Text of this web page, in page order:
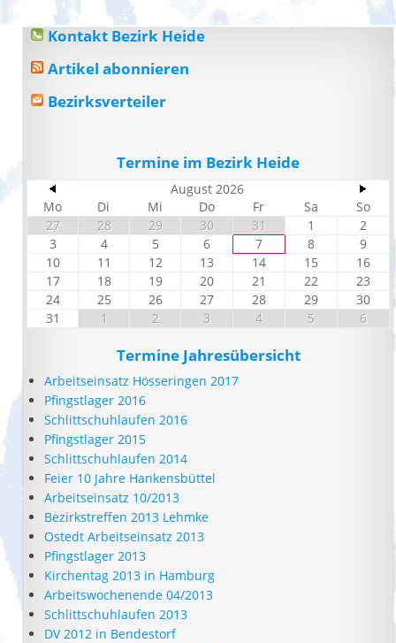
Kontakt Bezirk Heide
Artikel abonnieren
Bezirksverteiler
Termine im Bezirk Heide
August 2026
Mo
Di Mi Do Fr Sa
So
27
28 29 30 31 1
2
3
4 5 6 7 8
9
10
11 12 13 14 15
16
17
18 19 20 21 22
23
24
25 26 27 28 29
30
31
1 2 3 4 5 6
Termine Jahresübersicht
Arbeitseinsatz Hösseringen 2017
Pfingstlager 2016
Schlittschuhlaufen 2016
Pfingstlager 2015
Schlittschuhlaufen 2014
Feier 10 Jahre Hankensbüttel
Arbeitseinsatz 10/2013
Bezirkstreffen 2013 Lehmke
Ostedt Arbeitseinsatz 2013
Pfingstlager 2013
Kirchentag 2013 in Hamburg
Arbeitswochenende 04/2013
Schlittschuhlaufen 2013
DV 2012 in Bendestorf